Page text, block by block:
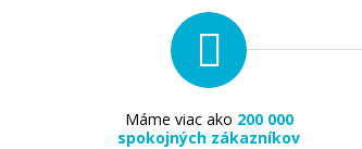
Máme viac ako 200 000
spokojných zákazníkov